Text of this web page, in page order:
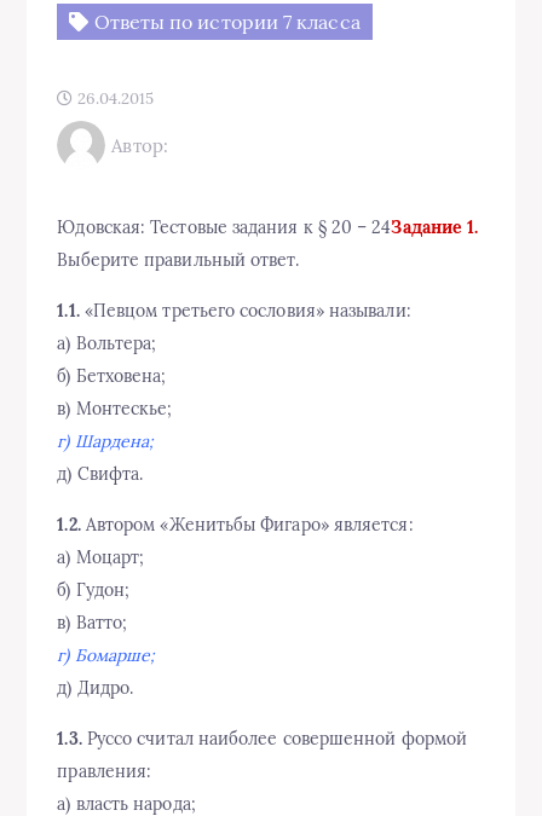
Ответы по истории 7 класса
26.04.2015
Автор:
Юдовская: Тестовые задания к § 20 – 24Задание 1.
Выберите правильный ответ.
1.1.«Певцом третьего сословия» называли:
а) Вольтера;
б) Бетховена;
в) Монтескье;
г) Шардена;
д) Свифта.
1.2.Автором «Женитьбы Фигаро» является:
а) Моцарт;
б) Гудон;
в) Ватто;
г) Бомарше;
д) Дидро.
1.3.Руссо считал наиболее совершенной формой
правления:
а) власть народа;